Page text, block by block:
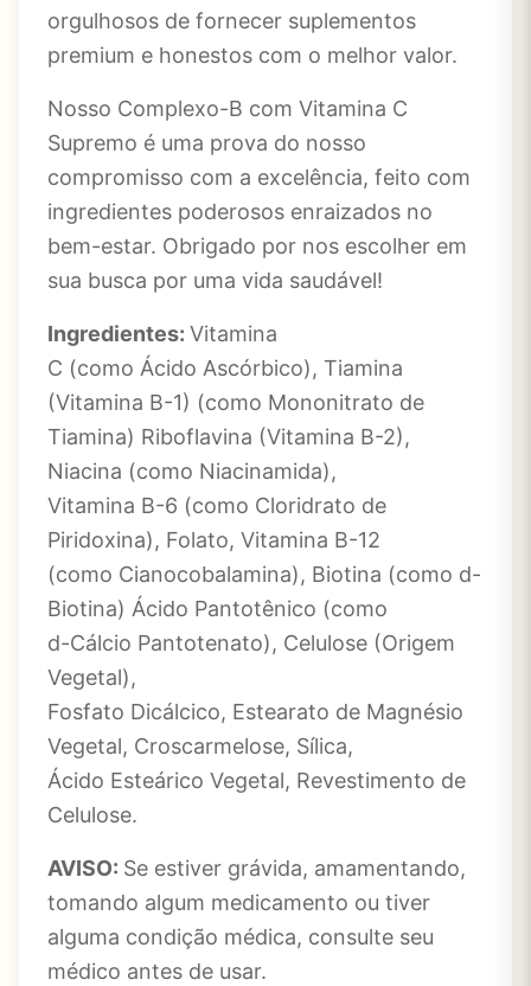
orgulhosos de fornecer suplementos
premium e honestos com o melhor valor.
Nosso Complexo-B com Vitamina C
Supremo é uma prova do nosso
compromisso com a excelência, feito com
ingredientes poderosos enraizados no
bem-estar. Obrigado por nos escolher em
sua busca por uma vida saudável!
Ingredientes: Vitamina
C (como Ácido Ascórbico), Tiamina
(Vitamina B-1) (como Mononitrato de
Tiamina) Riboflavina (Vitamina B-2),
Niacina (como Niacinamida),
Vitamina B-6 (como Cloridrato de
Piridoxina), Folato, Vitamina B-12
(como Cianocobalamina), Biotina (como d-
Biotina) Ácido Pantotênico (como
d-Cálcio Pantotenato), Celulose (Origem
Vegetal),
Fosfato Dicálcico, Estearato de Magnésio
Vegetal, Croscarmelose, Sílica,
Ácido Esteárico Vegetal, Revestimento de
Celulose.
AVISO: Se estiver grávida, amamentando,
tomando algum medicamento ou tiver
alguma condição médica, consulte seu
médico antes de usar.